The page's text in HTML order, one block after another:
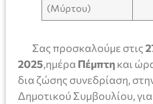
(Μύρτου)
Σας προσκαλούμε στις
2025,ημέρα Πέμπτηκαι
δια ζώσης συνεδρίαση,
Δημοτικού Συμβουλίου,